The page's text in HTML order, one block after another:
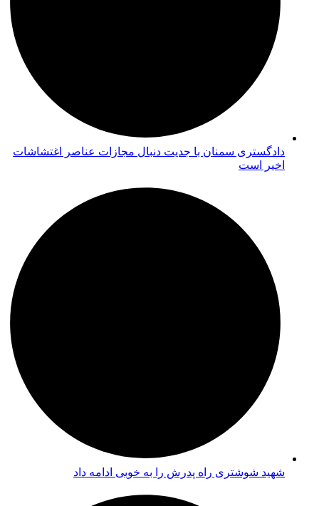
دادگستری سمنان با جدیت دنبال مجازات عناصر اغتشاشات
اخیر است
شهید شوشتری راه پدرش را به خوبی ادامه داد